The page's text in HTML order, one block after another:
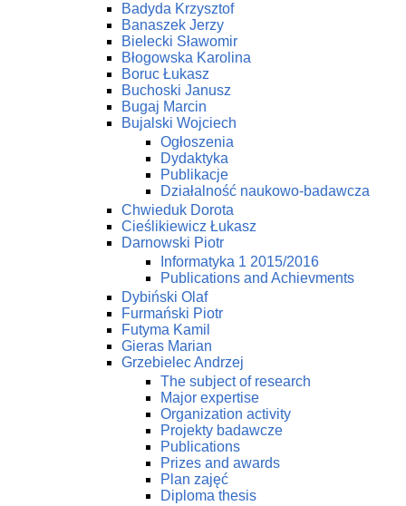
Badyda Krzysztof
Banaszek Jerzy
Bielecki Sławomir
Błogowska Karolina
Boruc Łukasz
Buchoski Janusz
Bugaj Marcin
Bujalski Wojciech
Ogłoszenia
Dydaktyka
Publikacje
Działalność naukowo-badawcza
Chwieduk Dorota
Cieślikiewicz Łukasz
Darnowski Piotr
Informatyka 1 2015/2016
Publications and Achievments
Dybiński Olaf
Furmański Piotr
Futyma Kamil
Gieras Marian
Grzebielec Andrzej
The subject of research
Major expertise
Organization activity
Projekty badawcze
Publications
Prizes and awards
Plan zajęć
Diploma thesis